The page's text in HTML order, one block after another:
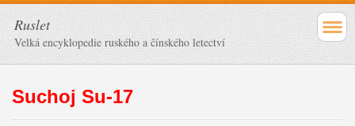
Ruslet
Velká encyklopedie ruského a čínského letectví
Suchoj Su-17